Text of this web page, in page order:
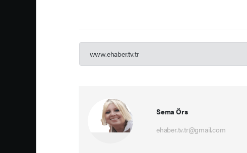
www.ehaber.tv.tr
Sema Örs
ehaber.tv.tr@gmail.com